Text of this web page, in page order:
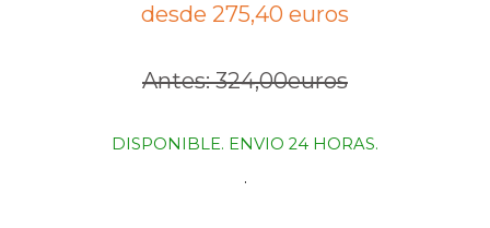
desde 275,40 euros
Antes: 324,00euros
DISPONIBLE. ENVIO 24 HORAS.
.